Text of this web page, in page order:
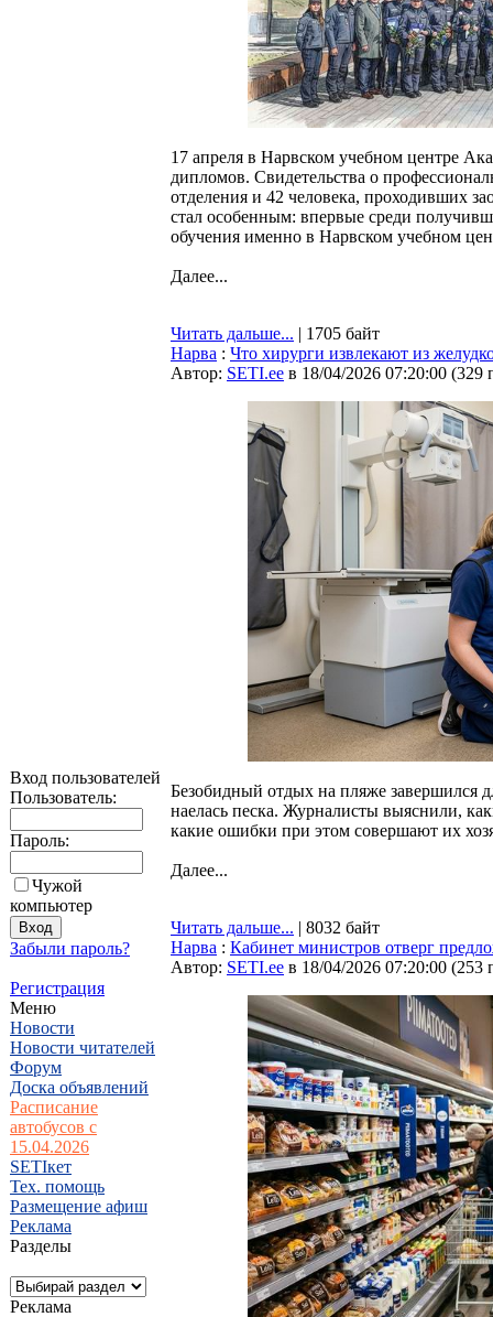
Вход пользователей
Пользователь:
Пароль:
Чужой
компьютер
Забыли пароль?
Регистрация
Меню
Новости
Новости читателей
Форум
Доска объявлений
Расписание
автобусов с
15.04.2026
SETIкет
Тех. помощь
Размещение афиш
Реклама
Разделы
Реклама
17 апреля в Нарвском учебном центре
дипломов. Свидетельства о
отделения и 42 человека, проходивших
стал особенным: впервые среди
обучения именно в Нарвском учебном
Далее...
Читать дальше... | 1705 байт
Нарва : Что хирурги извлекают из
Автор: SETI.ee в 18/04/2026 07:20:00 (329
Безобидный отдых на пляже завершился
наелась песка. Журналисты выяснили,
какие ошибки при этом совершают их
Далее...
Читать дальше... | 8032 байт
Нарва : Кабинет министров отверг
Автор: SETI.ee в 18/04/2026 07:20:00 (253